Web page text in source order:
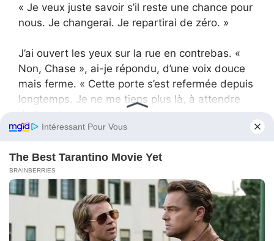
« Je veux juste savoir s’il reste une chance pour
nous. Je changerai. Je repartirai de zéro. »
J’ai ouvert les yeux sur la rue en contrebas. «
Non, Chase », ai-je répondu, d’une voix douce
mais ferme. « Cette porte s’est refermée depuis
longtemps. Je ne me tiens plus là, à attendre
enfin. Et pour la première fois, j’ai cru qu’il le
pensait vraiment.
J’ai raccroché sans que mon cœur ne tremble.
L’ancienne histoire était vraiment close. Ma vie
entrait dans un nouveau chapitre. Mon petit